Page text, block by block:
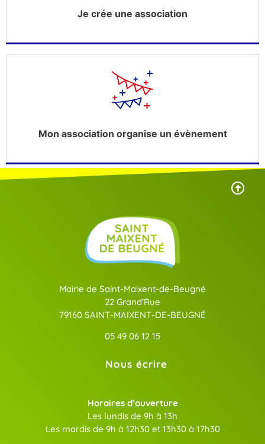
Je crée une association
Mon association organise un évènement
Mairie de Saint-Maixent-de-Beugné
22 Grand’Rue
79160 SAINT-MAIXENT-DE-BEUGNÉ
05 49 06 12 15
Nous écrire
Horaires d’ouverture
Les lundis de 9h à 13h
Les mardis de 9h à 12h30 et 13h30 à 17h30